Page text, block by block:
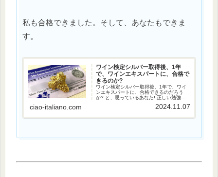
私も合格できました。そして、あなたもできま
す。
ワイン検定シルバー取得後、1年
で、ワインエキスパートに、合格で
きるのか?
ワイン検定シルバー取得後、1年で、ワイ
ンエキスパートに、合格できるのだろう
か? と、思っているあなた! 正しい勉強法
で可能性は十分にあります。私もできまし
ciao-italiano.com 2024.11.07